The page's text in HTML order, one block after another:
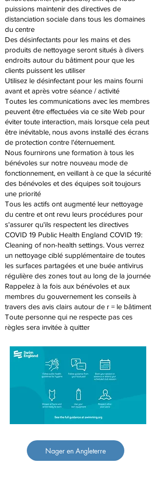
puissions maintenir des directives de
distanciation sociale dans tous les domaines
du centre
Des désinfectants pour les mains et des
produits de nettoyage seront situés à divers
endroits autour du bâtiment pour que les
clients puissent les utiliser
Utilisez le désinfectant pour les mains fourni
avant et après votre séance / activité
Toutes les communications avec les membres
peuvent être effectuées via ce site Web pour
éviter toute interaction, mais lorsque cela peut
être inévitable, nous avons installé des écrans
de protection contre l'éternuement.
Nous fournirons une formation à tous les
bénévoles sur notre nouveau mode de
fonctionnement, en veillant à ce que la sécurité
des bénévoles et des équipes soit toujours
une priorité
Tous les actifs ont augmenté leur nettoyage
du centre et ont revu leurs procédures pour
s'assurer qu'ils respectent les directives
COVID 19 Public Health England COVID 19:
Cleaning of non-health settings. Vous verrez
un nettoyage ciblé supplémentaire de toutes
les surfaces partagées et une buée antivirus
régulière des zones tout au long de la journée
Rappelez à la fois aux bénévoles et aux
membres du gouvernement les conseils à
travers des avis clairs autour de r = le bâtiment
Toute personne qui ne respecte pas ces
règles sera invitée à quitter
Nager en Angleterre